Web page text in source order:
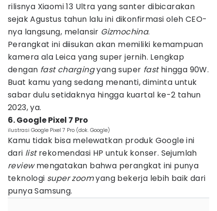
rilisnya Xiaomi 13 Ultra yang santer dibicarakan
sejak Agustus tahun lalu ini dikonfirmasi oleh CEO-
nya langsung, melansir Gizmochina.
Perangkat ini diisukan akan memiliki kemampuan
kamera ala Leica yang super jernih. Lengkap
dengan fast chargingyang super fasthingga 90W.
Buat kamu yang sedang menanti, diminta untuk
sabar dulu setidaknya hingga kuartal ke-2 tahun
2023, ya.
6. Google Pixel 7 Pro
ilustrasi Google Pixel 7 Pro (dok. Google)
Kamu tidak bisa melewatkan produk Google ini
dari listrekomendasi HP untuk konser. Sejumlah
reviewmengatakan bahwa perangkat ini punya
teknologi super zoomyang bekerja lebih baik dari
punya Samsung.